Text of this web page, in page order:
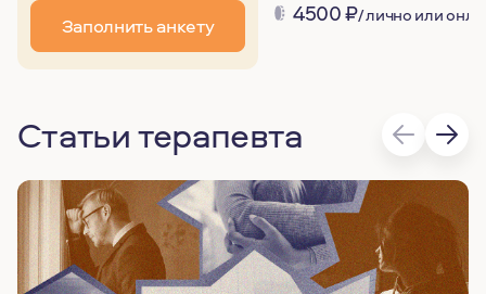
Заполнить анкету 4500₽/ лично или
Статьи терапевта